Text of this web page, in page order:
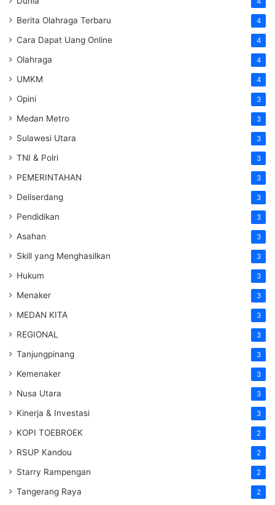
Berita Olahraga Terbaru 4
Cara Dapat Uang Online 4
Olahraga 4
UMKM 4
Opini 3
Medan Metro 3
Sulawesi Utara 3
TNI & Polri 3
PEMERINTAHAN 3
Deliserdang 3
Pendidikan 3
Asahan 3
Skill yang Menghasilkan 3
Hukum 3
Menaker 3
MEDAN KITA 3
REGIONAL 3
Tanjungpinang 3
Kemenaker 3
Nusa Utara 3
Kinerja & Investasi 3
KOPI TOEBROEK 2
RSUP Kandou 2
Starry Rampengan 2
Tangerang Raya 2